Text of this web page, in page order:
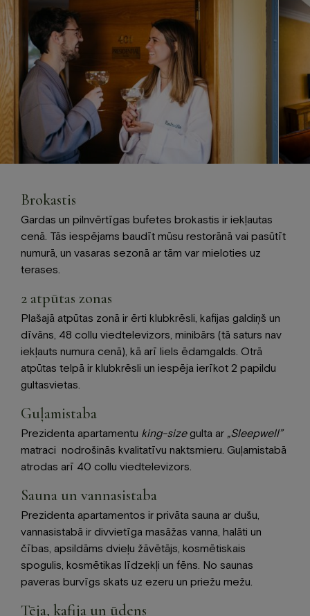
Brokastis
Gardas un pilnvērtīgas bufetes brokastis ir iekļautas
cenā. Tās iespējams baudīt mūsu restorānā vai pasūtīt
numurā, un vasaras sezonā ar tām var mieloties uz
terases.
2 atpūtas zonas
Plašajā atpūtas zonā ir ērti klubkrēsli, kafijas galdiņš un
dīvāns, 48 collu viedtelevizors, minibārs (tā saturs nav
iekļauts numura cenā), kā arī liels ēdamgalds. Otrā
atpūtas telpā ir klubkrēsli un iespēja ierīkot 2 papildu
gultasvietas.
Guļamistaba
Prezidenta apartamentu king-sizegulta ar „Sleepwell”
matraci nodrošinās kvalitatīvu naktsmieru. Guļamistabā
atrodas arī 40 collu viedtelevizors.
Sauna un vannasistaba
Prezidenta apartamentos ir privāta sauna ar dušu,
vannasistabā ir divvietīga masāžas vanna, halāti un
čības, apsildāms dvieļu žāvētājs, kosmētiskais
spogulis, kosmētikas līdzekļi un fēns. No saunas
paveras burvīgs skats uz ezeru un priežu mežu.
Tēja, kafija un ūdens